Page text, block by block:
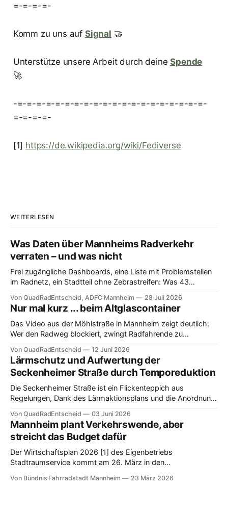
=-=-=-=-
Komm zu uns auf Signal 🤝
Unterstütze unsere Arbeit durch deineSpende
🚀
-=-=-=-=-=-=-=-=-=-=-=-=-=-=-=-=-=-=-=-=-
=-=-=-=-
[1] https://de.wikipedia.org/wiki/Fediverse
WEITERLESEN
Was Daten über Mannheims Radverkehr
verraten – und was nicht
Frei zugängliche Dashboards, eine Liste mit Problemstellen
im Radnetz, ein Stadtteil ohne Zebrastreifen: Was 43
zum Mannheimer Radverkehr herausgeholt haben – und wo
die Daten nicht weiterhelfen.
Von QuadRadEntscheid, ADFC Mannheim 28 Juli 2026
Nur mal kurz ... beim Altglascontainer
Das Video aus der Möhlstraße in Mannheim zeigt deutlich:
Wer den Radweg blockiert, zwingt Radfahrende zu
Von QuadRadEntscheid 12 Juni 2026
Lärmschutz und Aufwertung der
Seckenheimer Straße durch Temporeduktion
Die Seckenheimer Straße ist ein Flickenteppich aus
Regelungen, Dank des Lärmaktionsplans und die Anordnung
verständlicher und es kann sich einiges für Radverkehr
verändern.
Von QuadRadEntscheid 03 Juni 2026
Mannheim plant Verkehrswende, aber
streicht das Budget dafür
Der Wirtschaftsplan 2026 [1] des Eigenbetriebs
Stadtraumservice kommt am 26. März in den
klare Geschichte: Wer knappes Geld hat, muss Prioritäten
Von Bündnis Fahrradstadt Mannheim 23 März 2026